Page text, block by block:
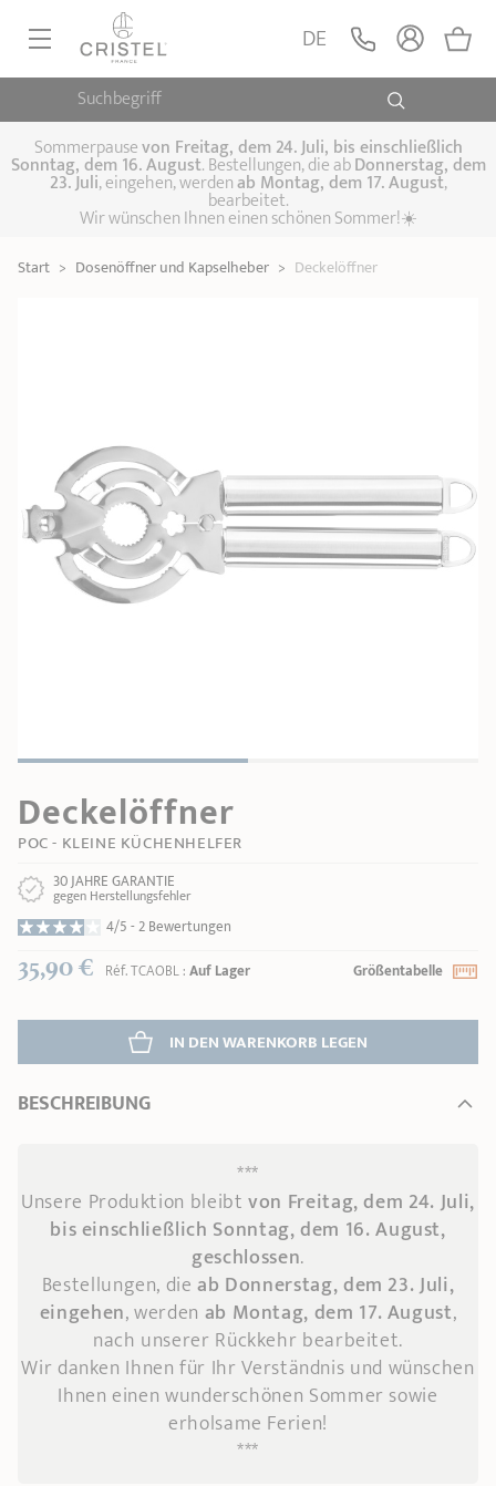
Suchbegriff
DE
PRODUKTBERATER
REZEPTE UND TIPPS
ÜBER UNS
PFANNEN, SAUTEUSEN
Pfannen Sauteusen Crêpepfannen
KOCHTÖPFE, SCHMORTÖPFE
Kochtöpfe Schmortöpfe,
Fleischtöpfe Suppentöpfe
DAMFPAUFSÄTZE
KÜCHENHELFER
SPEZIELLE KÜCHENUTENSILIEN
Ofenform - Bräter Wasserbadeinsätze Marmelade
Wasserkessel
Deckel Stiel- und
Seitengriffe Praktische Küche
Unsere Auswahl
Sommerpausevon Freitag, dem 24. Juli, bis einschließlich
Sonntag, dem 16. August. Bestellungen, die abDonnerstag, dem
23. Juli, eingehen, werdenab Montag, dem 17. August,
bearbeitet.
Wir wünschen Ihnen einen schönen Sommer!☀️
Start > Dosenöffner und Kapselheber > Deckelöffner
Deckelöffner
POC - KLEINE KÜCHENHELFER
30 JAHRE GARANTIE
gegen Herstellungsfehler
4/5 -2 Bewertungen
35,90 € Réf.TCAOBL:Auf Lager Größentabelle
LEGEN
BESCHREIBUNG
***
Unsere Produktion bleibtvon Freitag, dem 24. Juli,
bis einschließlich Sonntag, dem 16. August,
geschlossen.
Bestellungen, dieab Donnerstag, dem 23. Juli,
eingehen, werden ab Montag, dem 17. August,
nach unserer Rückkehr bearbeitet.
Wir danken Ihnen für Ihr Verständnis und wünschen
Ihnen einen wunderschönen Sommer sowie
erholsame Ferien!
***
Deckelöffner
POC - Kleine Küchenhelfer 35,90 € LEGEN